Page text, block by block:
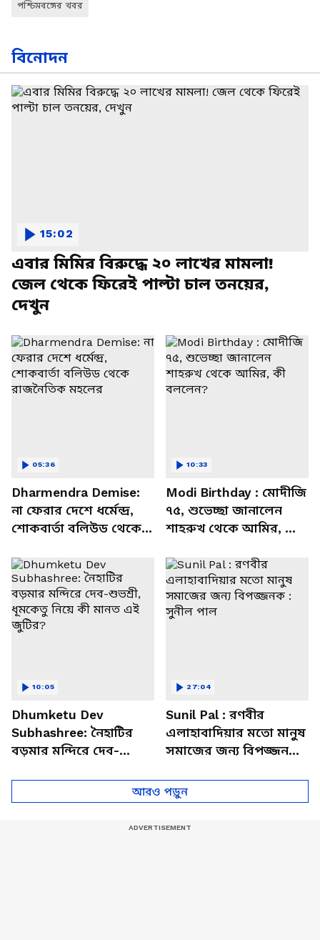
পশ্চিমবঙ্গের খবর
বিনোদন
এবার মিমির বিরুদ্ধে ২০ লাখের মামলা!
জেল থেকে ফিরেই পাল্টা চাল তনয়ের,
দেখুন
15:02
Dharmendra Demise:
না ফেরার দেশে ধর্মেন্দ্র,
শোকবার্তা বলিউড থেকে
05:36
Modi Birthday : মোদীজি
৭৫, শুভেচ্ছা জানালেন
শাহরুখ থেকে আমির, কী
10:33
Dhumketu Dev
Subhashree: নৈহাটির
বড়মার মন্দিরে দেব-
10:05
Sunil Pal : রণবীর
এলাহাবাদিয়ার মতো মানুষ
সমাজের জন্য বিপজ্জনক :
27:04
আরও পড়ুন